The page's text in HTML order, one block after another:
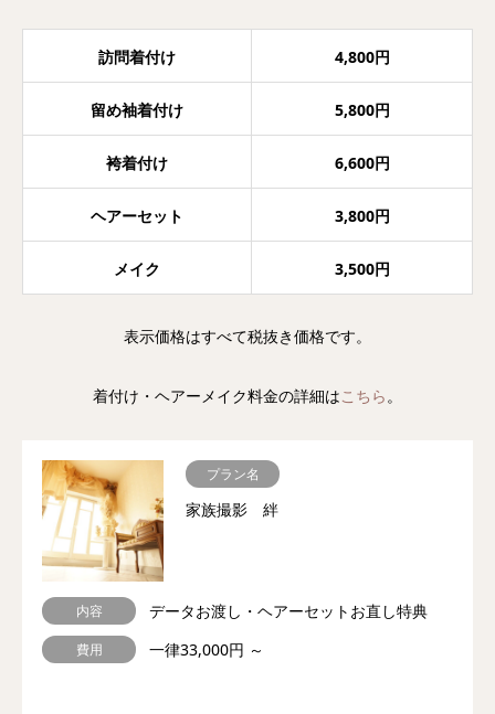
訪問着付け 4,800円
留め袖着付け 5,800円
袴着付け 6,600円
ヘアーセット 3,800円
メイク 3,500円
表示価格はすべて税抜き価格です。
着付け・ヘアーメイク料金の詳細はこちら 。
プラン名
家族撮影 絆
内容 データお渡し・ヘアーセットお直し特典
費用 一律33,000円 ～